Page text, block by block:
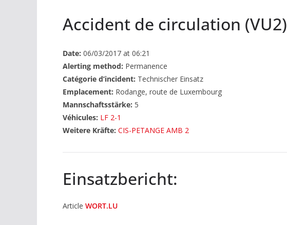
Accident de circulation (VU2)
Date: 06/03/2017 at 06:21
Alerting method: Permanence
Catégorie d’incident: Technischer Einsatz
Emplacement: Rodange, route de Luxembourg
Mannschaftsstärke: 5
Véhicules: LF 2-1
Weitere Kräfte: CIS-PETANGE AMB 2
Einsatzbericht:
Article WORT.LU